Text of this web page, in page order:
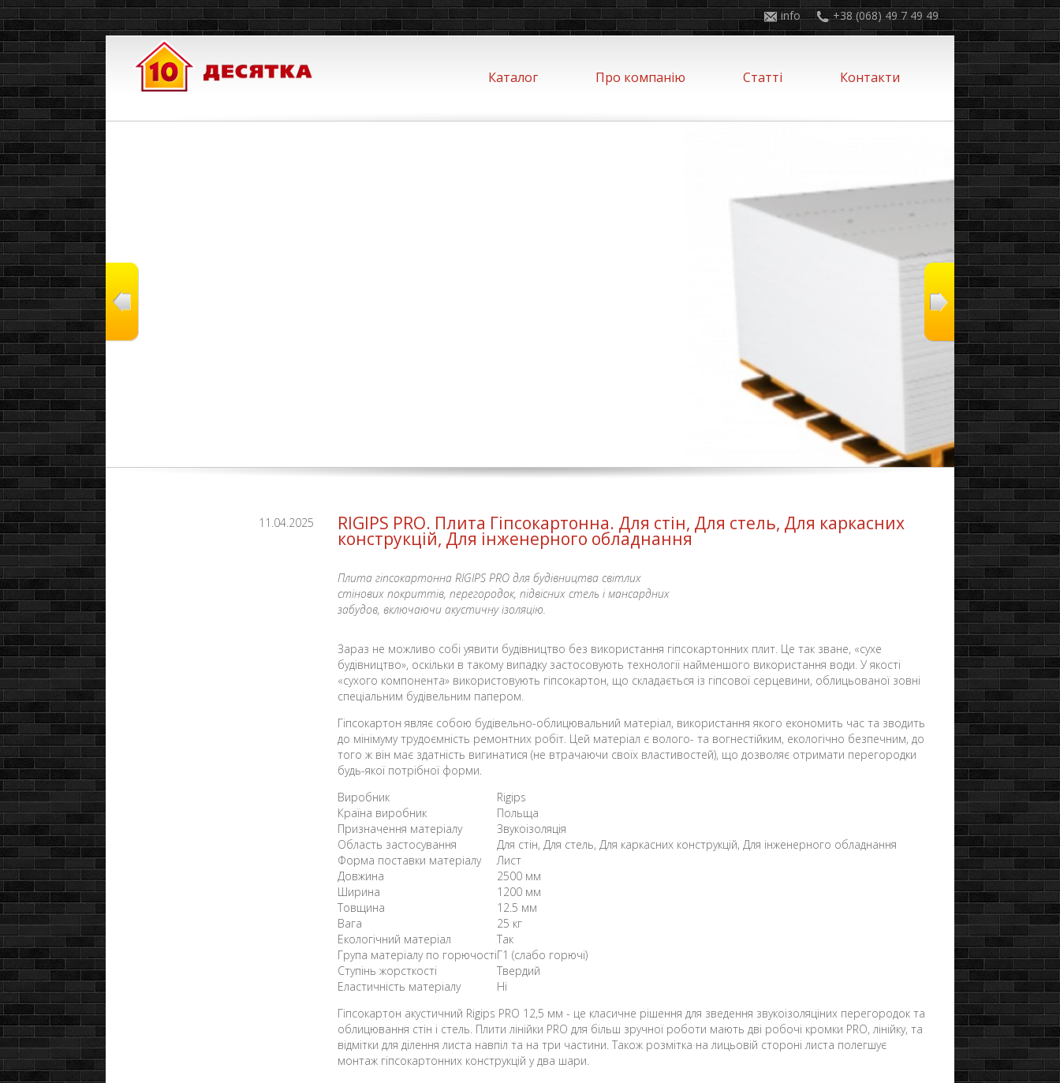
+38 (068) 49 7 49 49
info
Каталог Про компанію Статті Контакти
11.04.2025 RIGIPS PRO. Плита Гіпсокартонна. Для стін, Для стель, Для каркасних
конструкцій, Для інженерного обладнання
Плита гіпсокартонна RIGIPS PRO для будівництва світлих
стінових покриттів, перегородок, підвісних стель і мансардних
забудов, включаючи акустичну ізоляцію.
Зараз не можливо собі уявити будівництво без використання гіпсокартонних плит. Це так зване, «сухе
будівництво», оскільки в такому випадку застосовують технології найменшого використання води. У якості
«сухого компонента» використовують гіпсокартон, що складається із гіпсової серцевини, облицьованої зовні
спеціальним будівельним папером.
Гіпсокартон являє собою будівельно-облицювальний матеріал, використання якого економить час та зводить
до мінімуму трудоємність ремонтних робіт. Цей матеріал є волого- та вогнестійким, екологічно безпечним, до
того ж він має здатність вигинатися (не втрачаючи своїх властивостей), що дозволяє отримати перегородки
будь-якої потрібної форми.
Виробник
Rigips
Країна виробник
Польща
Призначення матеріалу
Звукоізоляція
Область застосування
Для стін, Для стель, Для каркасних конструкцій, Для інженерного обладнання
Форма поставки матеріалу
Лист
Довжина
2500 мм
Ширина
1200 мм
Товщина
12.5 мм
Вага
25 кг
Екологічний матеріал
Так
Група матеріалу по горючостіГ1 (слабо горючі)
Ступінь жорсткості
Твердий
Еластичність матеріалу
Ні
Гіпсокартон акустичний Rigips PRO 12,5 мм - це класичне рішення для зведення звукоізоляціних перегородок та
облицювання стін і стель. Плити лінійки PRO для більш зручної роботи мають дві робочі кромки PRO, лінійку, та
відмітки для ділення листа навпіл та на три частини. Також розмітка на лицьовій стороні листа полегшує
монтаж гіпсокартонних конструкцій у два шари.